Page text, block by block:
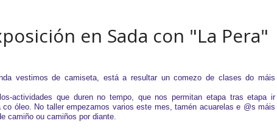
en Sada con "La Pera"
vestimos de camiseta, está a resultar un comezo de clases do máis
actividades que duren no tempo, que nos permitan etapa tras etapa ir
óleo.
No taller empezamos varios este mes, tamén acuarelas e @s máis
camiño ou camiños por diante.